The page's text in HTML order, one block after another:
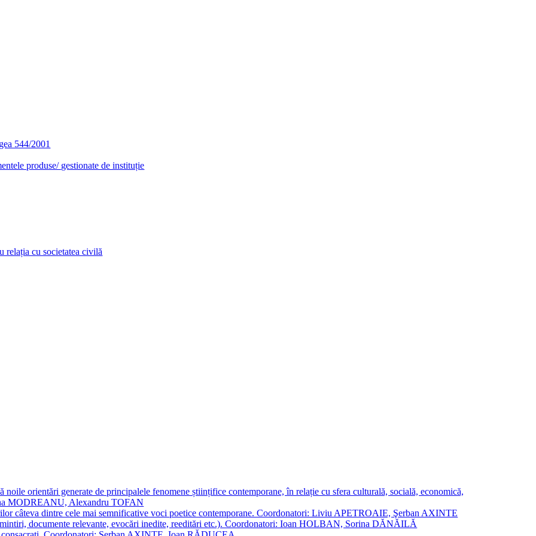
544/2001
produse/ gestionate de instituție
relația cu societatea civilă
noile orientări generate de principalele fenomene științifice contemporane, în relație cu sfera culturală, socială, economică,
MODREANU, Alexandru TOFAN
câteva dintre cele mai semnificative voci poetice contemporane. Coordonatori: Liviu APETROAIE, Şerban AXINTE
documente relevante, evocări inedite, reeditări etc.). Coordonatori: Ioan HOLBAN, Sorina DĂNĂILĂ